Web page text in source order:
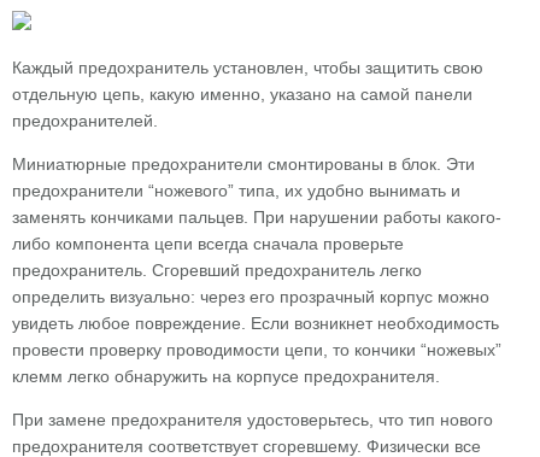
Каждый предохранитель установлен, чтобы защитить свою
отдельную цепь, какую именно, указано на самой панели
предохранителей.
Миниатюрные предохранители смонтированы в блок. Эти
предохранители “ножевого” типа, их удобно вынимать и
заменять кончиками пальцев. При нарушении работы какого-
либо компонента цепи всегда сначала проверьте
предохранитель. Сгоревший предохранитель легко
определить визуально: через его прозрачный корпус можно
увидеть любое повреждение. Если возникнет необходимость
провести проверку проводимости цепи, то кончики “ножевых”
клемм легко обнаружить на корпусе предохранителя.
При замене предохранителя удостоверьтесь, что тип нового
предохранителя соответствует сгоревшему. Физически все